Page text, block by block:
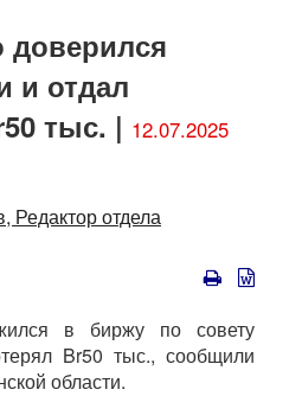
и отдал
тыс. | 12.07.2025
Редактор отдела
в биржу по совету
Br50 тыс., сообщили
области.